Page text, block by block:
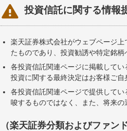
 投資信託に関する情報
楽天証券株式会社がウェブページ
たものであり、投資勧誘や特定銘柄
各投資信託関連ページに掲載して
投資に関する最終決定はお客様ご自
各投資信託関連ページで提供して
唆するものではなく、また、将来の
（楽天証券分類およびファン